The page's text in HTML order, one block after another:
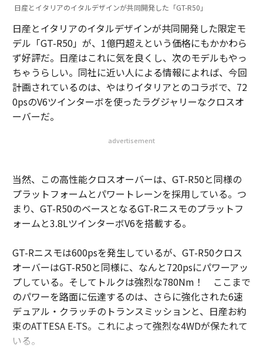
日産とイタリアのイタルデザインが共同開発した「GT-R50」
日産とイタリアのイタルデザインが共同開発した限定モ
デル「GT-R50」が、1億円超えという価格にもかかわら
ず好評だ。日産はこれに気を良くし、次のモデルもやっ
ちゃうらしい。同社に近い人による情報によれば、今回
計画されているのは、やはりイタリアとのコラボで、72
0psのV6ツインターボを使ったラグジャリーなクロスオ
ーバーだ。
advertisement
当然、この高性能クロスオーバーは、GT-R50と同様の
プラットフォームとパワートレーンを採用している。つ
まり、GT-R50のベースとなるGT-Rニスモのプラットフ
ォームと3.8LツインターボV6を搭載する。
GT-Rニスモは600psを発生しているが、GT-R50クロス
オーバーはGT-R50と同様に、なんと720psにパワーアッ
プしている。そしてトルクは強烈な780Nm！ ここまで
のパワーを路面に伝達するのは、さらに強化された6速
デュアル・クラッチのトランスミッションと、日産お約
束のATTESA E-TS。これによって強烈な4WDが保たれて
いる。